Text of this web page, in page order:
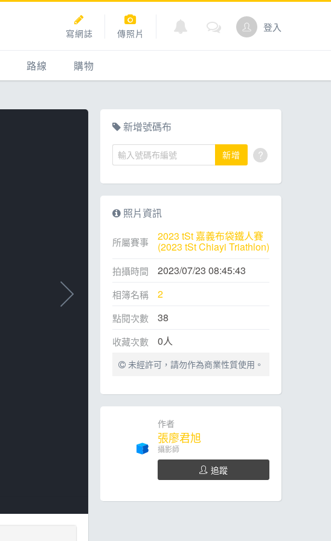
寫網誌 傳照片 登入
路線 購物
點數商城
新增號碼布
新增 ?
照片資訊
所屬賽事 2023 tSt 嘉義布袋鐵人賽
(2023 tSt Chiayi Triathlon)
拍攝時間 2023/07/23 08:45:43
相簿名稱 2
點閱次數 38
收藏次數 0人
未經許可，請勿作為商業性質使用。
作者
張廖君旭
攝影師
追蹤